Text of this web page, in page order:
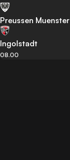
Preussen Muenster
Ingolstadt
08.00